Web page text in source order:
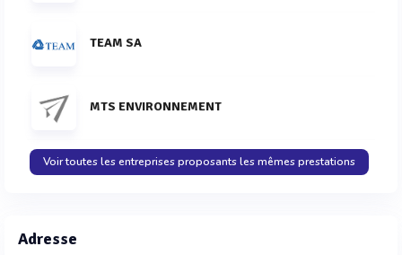
TEAM SA
MTS ENVIRONNEMENT
Voir toutes les entreprises proposants les mêmes prestations
Adresse